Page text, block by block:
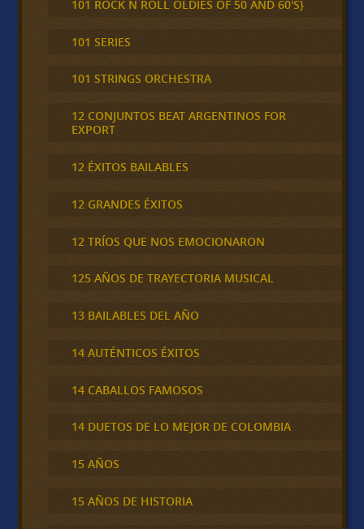
101 ROCK N ROLL OLDIES OF 50 AND 60'S}
101 SERIES
101 STRINGS ORCHESTRA
12 CONJUNTOS BEAT ARGENTINOS FOR
EXPORT
12 ÉXITOS BAILABLES
12 GRANDES ÉXITOS
12 TRÍOS QUE NOS EMOCIONARON
125 AÑOS DE TRAYECTORIA MUSICAL
13 BAILABLES DEL AÑO
14 AUTÉNTICOS ÉXITOS
14 CABALLOS FAMOSOS
14 DUETOS DE LO MEJOR DE COLOMBIA
15 AÑOS
15 AÑOS DE HISTORIA